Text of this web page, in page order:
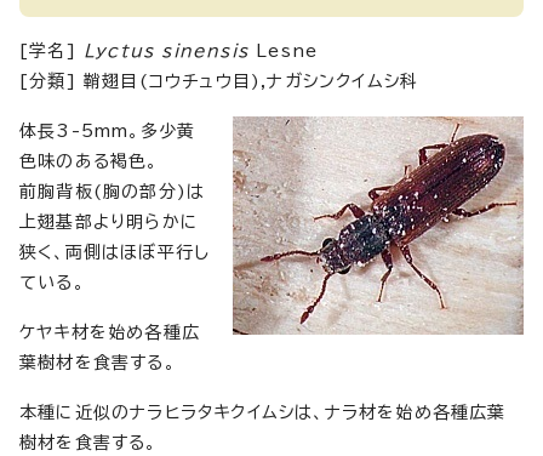
[学名] Lyctus sinensis Lesne
[分類] 鞘翅目(コウチュウ目),ナガシンクイムシ科
体長3-5mm。多少黄
色味のある褐色。
前胸背板(胸の部分)は
上翅基部より明らかに
狭く、両側はほぼ平行し
ている。
ケヤキ材を始め各種広
葉樹材を食害する。
本種に近似のナラヒラタキクイムシは、ナラ材を始め各種広葉
樹材を食害する。